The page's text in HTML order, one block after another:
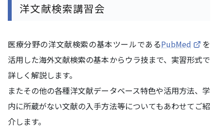
洋文献検索講習会
医療分野の洋文献検索の基本ツールであるPubMed
を
活用した海外文献検索の基本からウラ技まで、実習形式で
詳しく解説します。
またその他の各種洋文献データベース特色や活用方法、学
内に所蔵がない文献の入手方法等についてもあわせてご紹
介します。